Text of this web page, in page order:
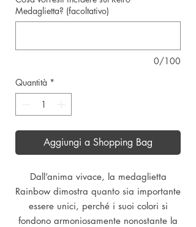
Medaglietta? (facoltativo)
0/100
Quantità *
Aggiungi a Shopping Bag
Dall’anima vivace, la medaglietta
Rainbow dimostra quanto sia importante
essere unici, perché i suoi colori si
fondono armoniosamente nonostante la